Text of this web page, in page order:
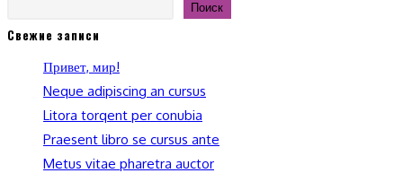
Поиск
Свежие записи
Привет, мир!
Neque adipiscing an cursus
Litora torqent per conubia
Praesent libro se cursus ante
Metus vitae pharetra auctor